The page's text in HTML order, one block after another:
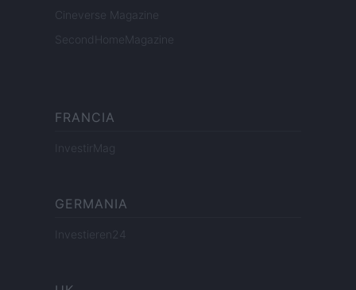
Cineverse Magazine
SecondHomeMagazine
FRANCIA
InvestirMag
GERMANIA
Investieren24